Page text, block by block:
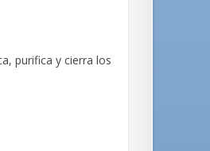
purifica y cierra los